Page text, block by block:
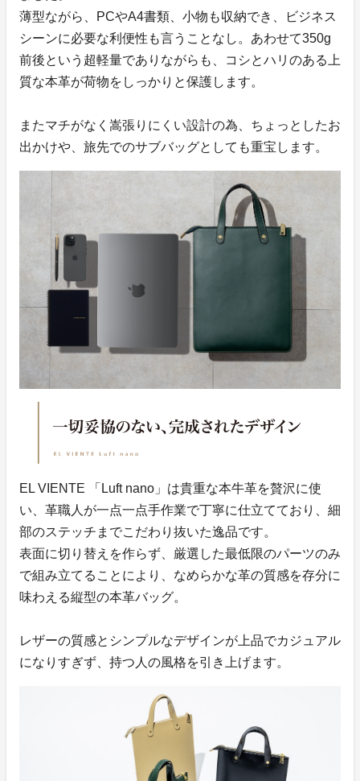
薄型ながら、PCやA4書類、小物も収納でき、ビジネス
シーンに必要な利便性も言うことなし。あわせて350g
前後という超軽量でありながらも、コシとハリのある上
質な本革が荷物をしっかりと保護します。
またマチがなく嵩張りにくい設計の為、ちょっとしたお
出かけや、旅先でのサブバッグとしても重宝します。
EL VIENTE 「Luft nano」は貴重な本牛革を贅沢に使
い、革職人が一点一点手作業で丁寧に仕立てており、細
部のステッチまでこだわり抜いた逸品です。
表面に切り替えを作らず、厳選した最低限のパーツのみ
で組み立てることにより、なめらかな革の質感を存分に
味わえる縦型の本革バッグ。
レザーの質感とシンプルなデザインが上品でカジュアル
になりすぎず、持つ人の風格を引き上げます。